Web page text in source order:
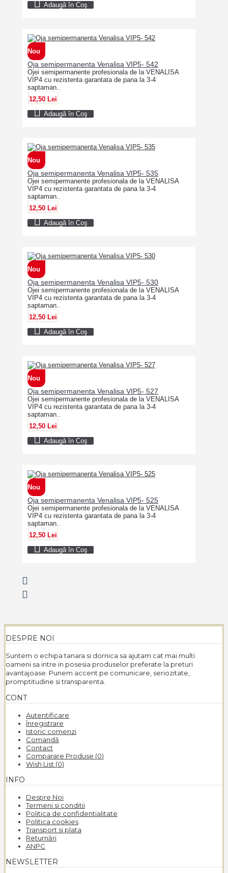
Adaugă în Coş
Nou
Oja semipermanenta Venalisa VIP5- 542
Ojei semipermanente profesionala de la VENALISA
VIP4 cu rezistenta garantata de pana la 3-4
saptaman..
12,50 Lei
Adaugă în Coş
Nou
Oja semipermanenta Venalisa VIP5- 535
Ojei semipermanente profesionala de la VENALISA
VIP4 cu rezistenta garantata de pana la 3-4
saptaman..
12,50 Lei
Adaugă în Coş
Nou
Oja semipermanenta Venalisa VIP5- 530
Ojei semipermanente profesionala de la VENALISA
VIP4 cu rezistenta garantata de pana la 3-4
saptaman..
12,50 Lei
Adaugă în Coş
Nou
Oja semipermanenta Venalisa VIP5- 527
Ojei semipermanente profesionala de la VENALISA
VIP4 cu rezistenta garantata de pana la 3-4
saptaman..
12,50 Lei
Adaugă în Coş
Nou
Oja semipermanenta Venalisa VIP5- 525
Ojei semipermanente profesionala de la VENALISA
VIP4 cu rezistenta garantata de pana la 3-4
saptaman..
12,50 Lei
Adaugă în Coş
DESPRE NOI
Suntem o echipa tanara si dornica sa ajutam cat mai multi
oameni sa intre in posesia produselor preferate la preturi
avantajoase. Punem accent pe comunicare, seriozitate,
promptitudine si transparenta.
CONT
Autentificare
Înregistrare
Istoric comenzi
Comandă
Contact
Comparare Produse (0)
Wish List (0)
INFO
Despre Noi
Termeni si conditii
Politica de confidentialitate
Politica cookies
Transport si plata
Returnări
ANPC
NEWSLETTER